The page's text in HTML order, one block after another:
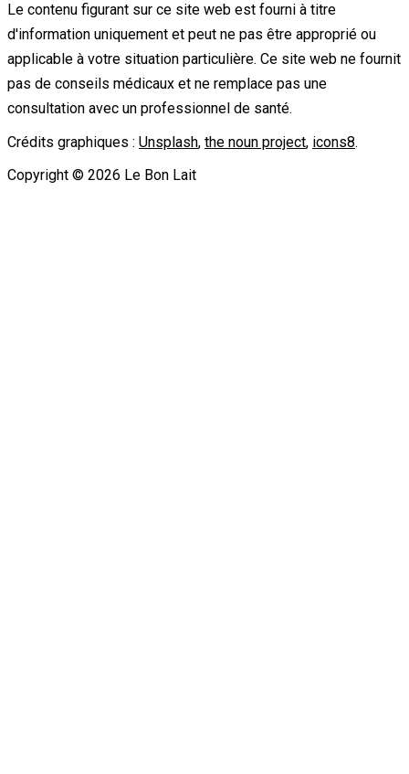
Le contenu figurant sur ce site web est fourni à titre
d'information uniquement et peut ne pas être approprié ou
applicable à votre situation particulière. Ce site web ne fournit
pas de conseils médicaux et ne remplace pas une
consultation avec un professionnel de santé.
Crédits graphiques : Unsplash, the noun project, icons8.
Copyright © 2026 Le Bon Lait